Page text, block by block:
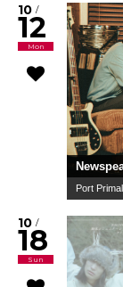
10 /
12
Mon
Port Primal
10 /
18
Sun